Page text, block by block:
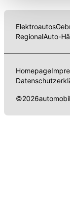
Elektroautos
RegionalAuto-
Homepage
©2026